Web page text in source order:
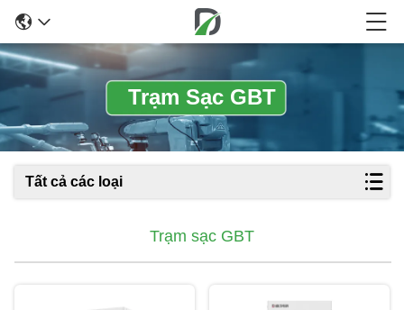
Trạm Sạc GBT
Tất cả các loại
Trạm sạc GBT